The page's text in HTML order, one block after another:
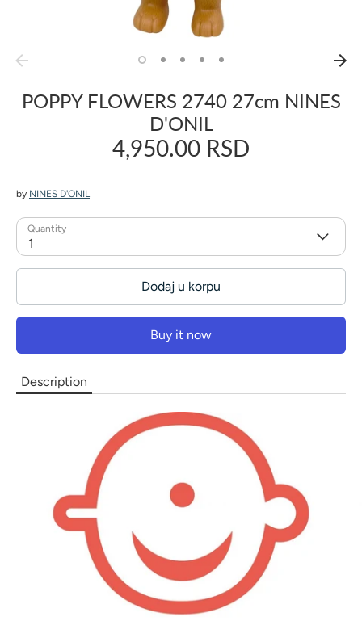
POPPY FLOWERS 2740 27cm NINES
D'ONIL
4,950.00 RSD
by NINES D'ONIL
Quantity
1
Dodaj u korpu
Buy it now
Description